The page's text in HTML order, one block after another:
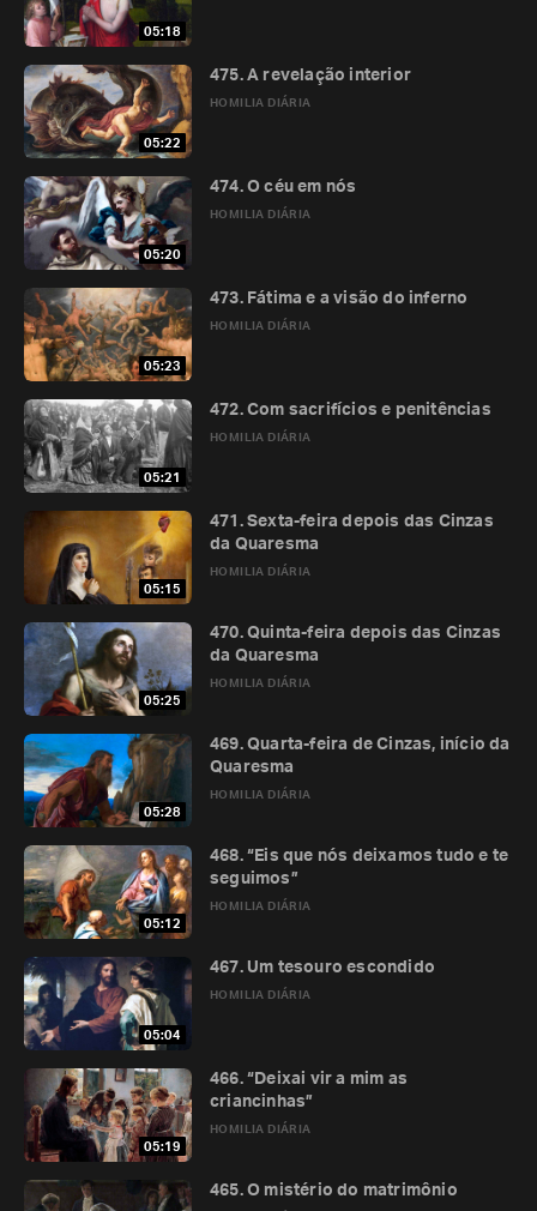
05:18
05:22
HOMILIA DIÁRIA
475. A revelação interior
05:20
HOMILIA DIÁRIA
474. O céu em nós
05:23
HOMILIA DIÁRIA
473. Fátima e a visão do inferno
05:21
HOMILIA DIÁRIA
472. Com sacrifícios e penitências
05:15
HOMILIA DIÁRIA
471. Sexta-feira depois das Cinzas
da Quaresma
05:25
HOMILIA DIÁRIA
470. Quinta-feira depois das Cinzas
da Quaresma
05:28
HOMILIA DIÁRIA
469. Quarta-feira de Cinzas, início da
Quaresma
05:12
HOMILIA DIÁRIA
468. “Eis que nós deixamos tudo e te
seguimos”
05:04
HOMILIA DIÁRIA
467. Um tesouro escondido
05:19
HOMILIA DIÁRIA
466. “Deixai vir a mim as
criancinhas”
465. O mistério do matrimônio